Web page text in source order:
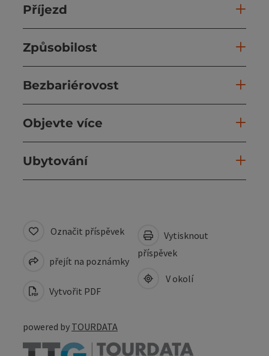
Příjezd
Způsobilost
Bezbariérovost
Objevte více
Ubytování
Označit příspěvek
přejít na poznámky
Vytvořit PDF
Vytisknout
příspěvek
V okolí
powered by TOURDATA